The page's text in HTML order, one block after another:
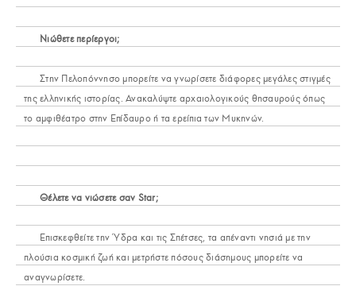
Νιώθετε περίεργοι;
Στην Πελοπόννησο μπορείτε να γνωρίσετε διάφορες μεγάλες στιγμές
της ελληνικής ιστορίας. Ανακαλύψτε αρχαιολογικούς θησαυρούς όπως
το αμφιθέατρο στην Επίδαυρο ή τα ερείπια των Μυκηνών.
Θέλετε να νιώσετε σαν Star;
Επισκεφθείτε την Ύδρα και τις Σπέτσες, τα απέναντι νησιά με την
πλούσια κοσμική ζωή και μετρήστε πόσους διάσημους μπορείτε να
αναγνωρίσετε.